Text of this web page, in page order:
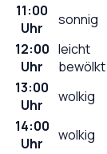
11:00
Uhr
sonnig
12:00
Uhr
leicht
bewölkt
13:00
Uhr
wolkig
14:00
Uhr
wolkig